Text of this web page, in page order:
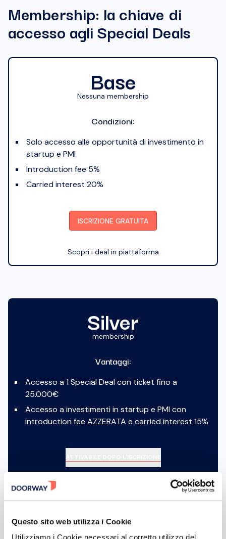
Questo sito web utilizza i Cookie
Utilizziamo i Cookie necessari al corretto utilizzo del
Membership: la chiave di
accesso agli Special Deals
Base
Nessuna membership
Condizioni:
Solo accesso alle opportunità di investimento in
startup e PMI
Introduction fee 5%
Carried interest 20%
ISCRIZIONE GRATUITA
Scopri i deal in piattaforma
Silver
membership
Vantaggi:
Accesso a 1 Special Deal con ticket fino a
25.000€
Accesso a investimenti in startup e PMI con
introduction fee AZZERATA e carried interest 15%
Gold